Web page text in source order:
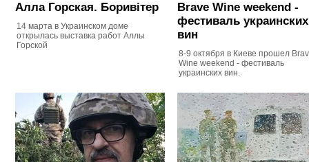
Алла Горская. Боривітер
14 марта в Украинском доме
открылась выставка работ Аллы
Горской
Brave Wine weekend -
фестиваль украинских
вин
8-9 октября в Киеве прошел
Wine weekend - фестиваль
украинских вин.